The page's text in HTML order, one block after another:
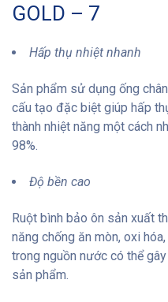
GOLD – 7
Hấp thụ nhiệt nhanh
Sản phẩm sử dụng ống
cấu tạo đặc biệt giúp hấp
thành nhiệt năng một cách
98%.
Độ bền cao
Ruột bình bảo ôn sản xuất
năng chống ăn mòn, oxi
trong nguồn nước có thể
sản phẩm.